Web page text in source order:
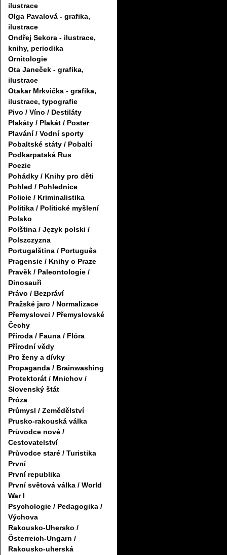
ilustrace
Olga Pavalová - grafika,
ilustrace
Ondřej Sekora - ilustrace,
knihy, periodika
Ornitologie
Ota Janeček - grafika,
ilustrace
Otakar Mrkvička - grafika,
ilustrace, typografie
Pivo / Víno / Destiláty
Plakáty / Plakát / Poster
Plavání / Vodní sporty
Pobaltské státy / Pobaltí
Podkarpatská Rus
Poezie
Pohádky / Knihy pro děti
Pohled / Pohlednice
Policie / Kriminalistika
Politika / Politické myšlení
Polsko
Polština / Język polski /
Polszczyzna
Portugalština / Português
Pragensie / Knihy o Praze
Pravěk / Paleontologie /
Dinosauři
Právo / Bezpráví
Pražské jaro / Normalizace
Přemyslovci / Přemyslovské
Čechy
Příroda / Fauna / Flóra
Přírodní vědy
Pro ženy a dívky
Propaganda / Brainwashing
Protektorát / Mnichov /
Slovenský štát
Próza
Průmysl / Zemědělství
Prusko-rakouská válka
Průvodce nové /
Cestovatelství
Průvodce staré / Turistika
První
První republika
První světová válka / World
War I
Psychologie / Pedagogika /
Výchova
Rakousko-Uhersko /
Österreich-Ungarn /
Rakousko-uherská